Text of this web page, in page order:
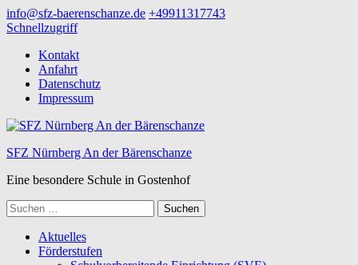
Zum
Inhalt
(Enter
drücken)
info@sfz-baerenschanze.de +49911317743
Schnellzugriff
Kontakt
Anfahrt
Datenschutz
Impressum
SFZ Nürnberg An der Bärenschanze
Eine besondere Schule in Gostenhof
Suchen
nach:
Aktuelles
Förderstufen